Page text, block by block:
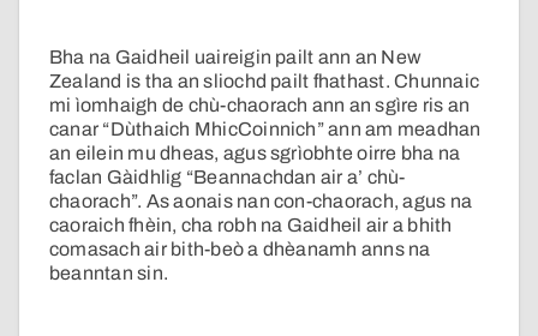
Bha na Gaidheil uaireigin pailt ann an New
Zealand is tha an sliochd pailt fhathast. Chunnaic
mi ìomhaigh de chù-chaorach ann an sgìre ris an
canar “Dùthaich MhicCoinnich” ann am meadhan
an eilein mu dheas, agus sgrìobhte oirre bha na
faclan Gàidhlig “Beannachdan air a’ chù-
chaorach”. As aonais nan con-chaorach, agus na
caoraich fhèin, cha robh na Gaidheil air a bhith
comasach air bith-beò a dhèanamh anns na
beanntan sin.